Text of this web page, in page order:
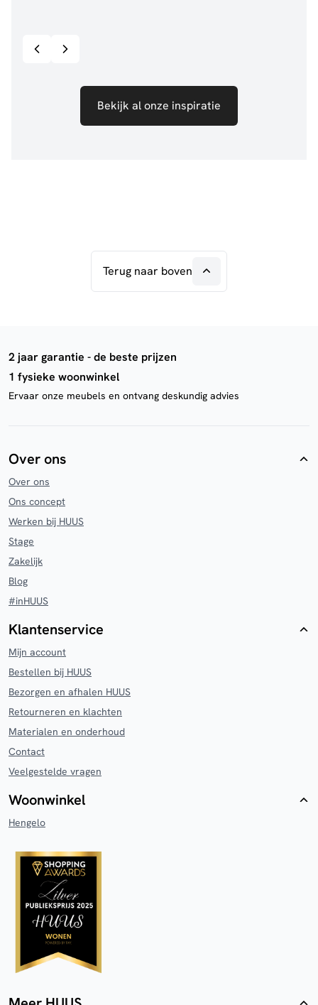
Bekijk al onze inspiratie
Terug naar boven
2 jaar garantie - de beste prijzen
1 fysieke woonwinkel
Ervaar onze meubels en ontvang deskundig advies
Over ons
Over ons
Ons concept
Werken bij HUUS
Stage
Zakelijk
Blog
#inHUUS
Klantenservice
Mijn account
Bestellen bij HUUS
Bezorgen en afhalen HUUS
Retourneren en klachten
Materialen en onderhoud
Contact
Veelgestelde vragen
Woonwinkel
Hengelo